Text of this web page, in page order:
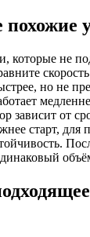
которые не
но не
зависит от
старт, для